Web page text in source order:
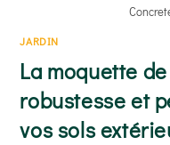
JARDIN
La moquette
robustesse et
vos sols